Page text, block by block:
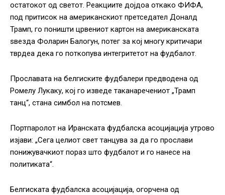
остатокот од светот. Реакциите дојдоа откако ФИФА,
под притисок на американскиот претседател Доналд
Трамп, го поништи црвениот картон на американската
ѕвезда Фоларин Балогун, потег за кој многу критичари
тврдеа дека го поткопува интегритетот на фудбалот.
Прославата на белгиските фудбалери предводена од
Ромелу Лукаку, кој го изведе таканаречениот „Трамп
танц“, стана симбол на потсмев.
Портпаролот на Иранската фудбалска асоцијација утрово
изјави: „Сега целиот свет танцува за да го прослави
понижувачкиот пораз што фудбалот и го нанесе на
политиката“.
Белгиската фудбалска асоцијација, огорчена од